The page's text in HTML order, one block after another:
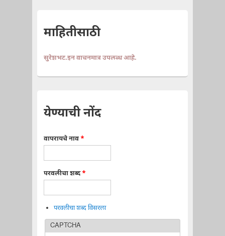
माहितीसाठी
सुरेशभट.इन वाचनमात्र उपलब्ध आहे.
येण्याची नोंद
वापरायचे नाव *
परवलीचा शब्द*
परवलीचा शब्द विसरला
CAPTCHA